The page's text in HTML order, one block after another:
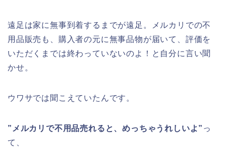
遠足は家に無事到着するまでが遠足。メルカリでの不
用品販売も、購入者の元に無事品物が届いて、評価を
いただくまでは終わっていないのよ！と自分に言い聞
かせ。
ウワサでは聞こえていたんです。
”メルカリで不用品売れると、めっちゃうれしいよ” っ
て、